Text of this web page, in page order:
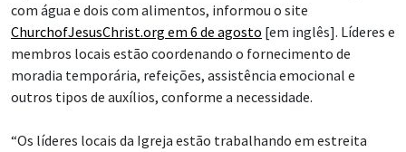
com água e dois com alimentos, informou o site
ChurchofJesusChrist.org em 6 de agosto [em inglês]. Líderes e
membros locais estão coordenando o fornecimento de
moradia temporária, refeições, assistência emocional e
outros tipos de auxílios, conforme a necessidade.
“Os líderes locais da Igreja estão trabalhando em estreita